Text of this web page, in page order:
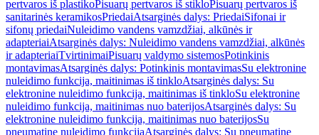
pertvaros iš plastikoPisuarų pertvaros iš stikloPisuarų pertvaros iš
sanitarinės keramikosPriedaiAtsarginės dalys: PriedaiSifonai ir
sifonų priedaiNuleidimo vandens vamzdžiai, alkūnės ir
adapteriaiAtsarginės dalys: Nuleidimo vandens vamzdžiai, alkūnės
ir adapteriaiTvirtinimaiPisuarų valdymo sistemosPotinkinis
montavimasAtsarginės dalys: Potinkinis montavimasSu elektronine
nuleidimo funkcija, maitinimas iš tinkloAtsarginės dalys: Su
elektronine nuleidimo funkcija, maitinimas iš tinkloSu elektronine
nuleidimo funkcija, maitinimas nuo baterijosAtsarginės dalys: Su
elektronine nuleidimo funkcija, maitinimas nuo baterijosSu
pneumatine nuleidimo funkcijaAtsarginės dalys: Su pneumatine